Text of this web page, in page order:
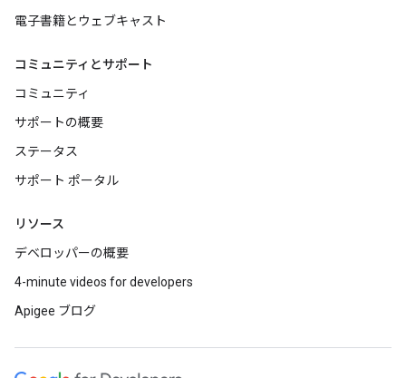
電子書籍とウェブキャスト
コミュニティとサポート
コミュニティ
サポートの概要
ステータス
サポート ポータル
リソース
デベロッパーの概要
4-minute videos for developers
Apigee ブログ